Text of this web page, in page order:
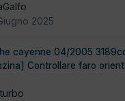
2025
cayenne 04/2005
Controllare faro